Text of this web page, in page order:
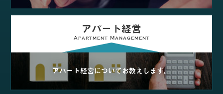
アパート経営
Apartment Management
アパート経営についてお教えします。